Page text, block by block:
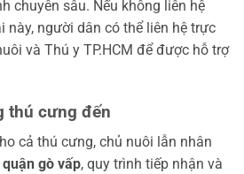
chuyên sâu. Nếu không liên hệ
này, người dân có thể liên hệ trực
và Thú y TP.HCM để được hỗ trợ
thú cưng đến
cả thú cưng, chủ nuôi lẫn nhân
gò vấp, quy trình tiếp nhận và